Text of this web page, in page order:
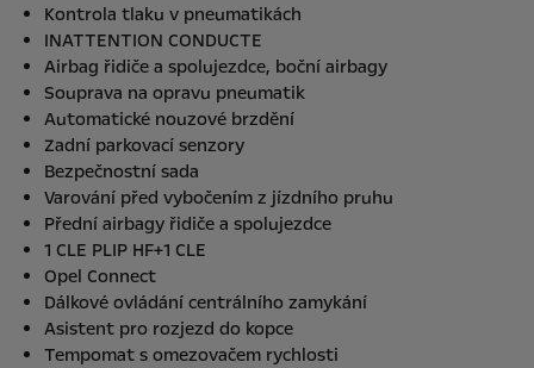
Kontrola tlaku v pneumatikách
INATTENTION CONDUCTE
Airbag řidiče a spolujezdce, boční airbagy
Souprava na opravu pneumatik
Automatické nouzové brzdění
Zadní parkovací senzory
Bezpečnostní sada
Varování před vybočením z jízdního pruhu
Přední airbagy řidiče a spolujezdce
1 CLE PLIP HF+1 CLE
Opel Connect
Dálkové ovládání centrálního zamykání
Asistent pro rozjezd do kopce
Tempomat s omezovačem rychlosti